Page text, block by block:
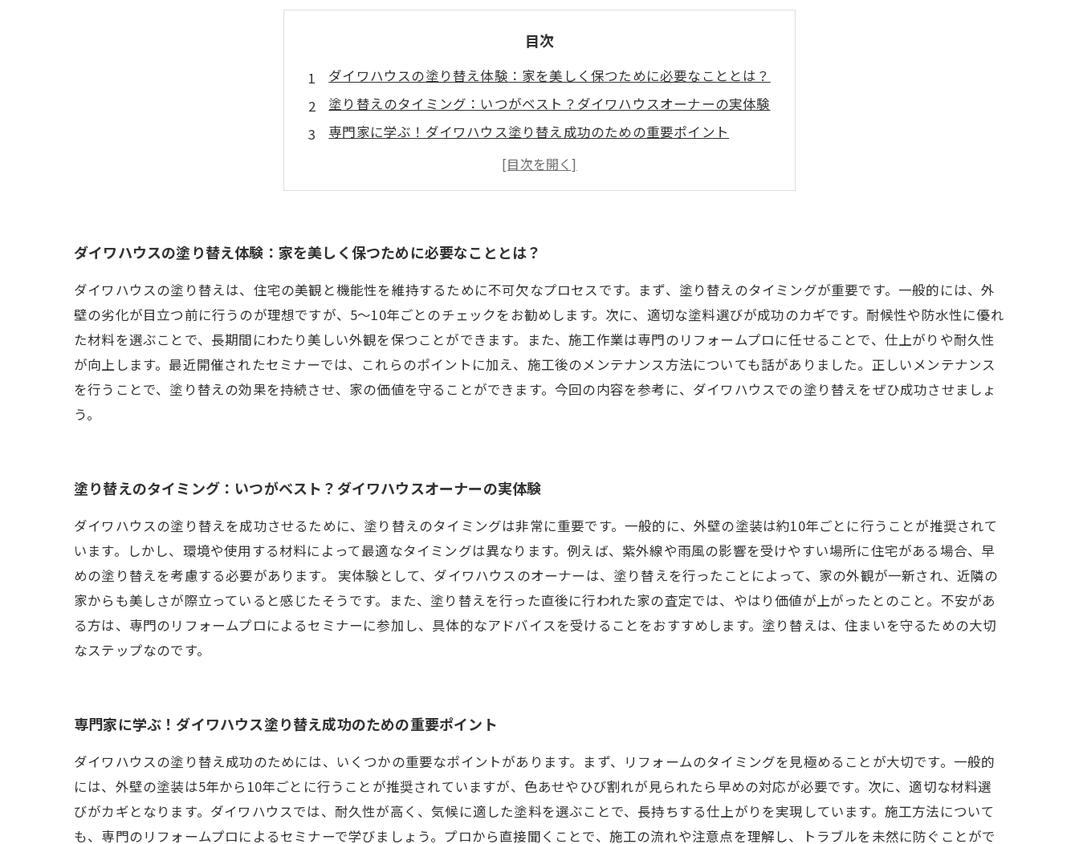
目次
ダイワハウスの塗り替え体験：家を美しく保つために必要なこととは？
塗り替えのタイミング：いつがベスト？ダイワハウスオーナーの実体験
専門家に学ぶ！ダイワハウス塗り替え成功のための重要ポイント
適切な材料選び：ダイワハウス住宅を守るための秘密
塗り替え施工の流れ：プロが教える施工方法のキーポイント
ダイワハウスの塗り替えで得られる価値：リフォームの未来を切り開く
ダイワハウスの塗り替え体験：家を美しく保つために必要なこととは？
ダイワハウスの塗り替えは、住宅の美観と機能性を維持するために不可欠なプロセスです。まず、塗り替えのタイミングが重要です。一般的には、外
壁の劣化が目立つ前に行うのが理想ですが、5〜10年ごとのチェックをお勧めします。次に、適切な塗料選びが成功のカギです。耐候性や防水性に優れ
た材料を選ぶことで、長期間にわたり美しい外観を保つことができます。また、施工作業は専門のリフォームプロに任せることで、仕上がりや耐久性
が向上します。最近開催されたセミナーでは、これらのポイントに加え、施工後のメンテナンス方法についても話がありました。正しいメンテナンス
を行うことで、塗り替えの効果を持続させ、家の価値を守ることができます。今回の内容を参考に、ダイワハウスでの塗り替えをぜひ成功させましょ
う。
塗り替えのタイミング：いつがベスト？ダイワハウスオーナーの実体験
ダイワハウスの塗り替えを成功させるために、塗り替えのタイミングは非常に重要です。一般的に、外壁の塗装は約10年ごとに行うことが推奨されて
います。しかし、環境や使用する材料によって最適なタイミングは異なります。例えば、紫外線や雨風の影響を受けやすい場所に住宅がある場合、早
めの塗り替えを考慮する必要があります。 実体験として、ダイワハウスのオーナーは、塗り替えを行ったことによって、家の外観が一新され、近隣の
家からも美しさが際立っていると感じたそうです。また、塗り替えを行った直後に行われた家の査定では、やはり価値が上がったとのこと。不安があ
る方は、専門のリフォームプロによるセミナーに参加し、具体的なアドバイスを受けることをおすすめします。塗り替えは、住まいを守るための大切
なステップなのです。
専門家に学ぶ！ダイワハウス塗り替え成功のための重要ポイント
ダイワハウスの塗り替え成功のためには、いくつかの重要なポイントがあります。まず、リフォームのタイミングを見極めることが大切です。一般的
には、外壁の塗装は5年から10年ごとに行うことが推奨されていますが、色あせやひび割れが見られたら早めの対応が必要です。次に、適切な材料選
びがカギとなります。ダイワハウスでは、耐久性が高く、気候に適した塗料を選ぶことで、長持ちする仕上がりを実現しています。施工方法について
も、専門のリフォームプロによるセミナーで学びましょう。プロから直接聞くことで、施工の流れや注意点を理解し、トラブルを未然に防ぐことがで